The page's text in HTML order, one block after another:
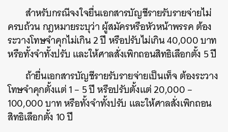
สำหรับกรณีจงใจยื่นเอกสารบัญชีรายรับรายจ่ายไม่
ครบถ้วน กฎหมายระบุว่า ผู้สมัครหรือหัวหน้าพรรค ต้อง
ระวางโทษจำคุกไม่เกิน 2 ปี หรือปรับไม่เกิน 40,000 บาท
หรือทั้งจำทั้งปรับ และให้ศาลสั่งเพิกถอนสิทธิเลือกตั้ง 5 ปี
ถ้ายื่นเอกสารบัญชีรายรับรายจ่ายเป็นเท็จ ต้องระวาง
โทษจำคุกตั้งแต่ 1 – 5 ปี หรือปรับตั้งแต่ 20,000 –
100,000 บาท หรือทั้งจำทั้งปรับ และให้ศาลสั่งเพิกถอน
สิทธิเลือกตั้ง 10 ปี